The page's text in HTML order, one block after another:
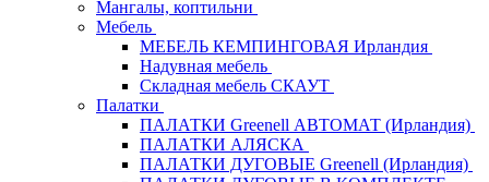
Мангалы, коптильни
Мебель
МЕБЕЛЬ КЕМПИНГОВАЯ Ирландия
Надувная мебель
Складная мебель СКАУТ
Палатки
ПАЛАТКИ Greenell АВТОМАТ (Ирландия)
ПАЛАТКИ АЛЯСКА
ПАЛАТКИ ДУГОВЫЕ Greenell (Ирландия)